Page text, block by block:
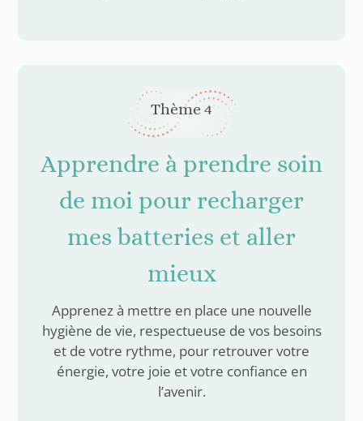
Thème 4
Apprendre à prendre soin
de moi pour recharger
mes batteries et aller
mieux
Apprenez à mettre en place une nouvelle
hygiène de vie, respectueuse de vos besoins
et de votre rythme, pour retrouver votre
énergie, votre joie et votre confiance en
l’avenir.